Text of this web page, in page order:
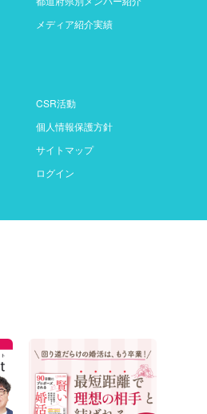
メディア紹介実績
CSR活動
個人情報保護方針
サイトマップ
ログイン